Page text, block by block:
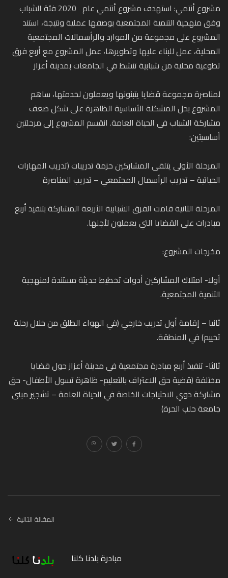
مشروع أنتمي: استهدف مشروع أنتمي عام 2020 فئة الشباب
وفق منهجية التنمية المجتمعية بوصفها عملية ونتيجة، استند
المشروع على مجموعة من الموارد والرأسمالات المجتمعية
المحلية، عمل للبناء عليها وتطويرها، عمل المشروع مع أربع فرق
تطوعية محلية من شبابية تنشط في الجامعات بمدينة أعزاز
لمناصرة مجموعة قضايا يتبنونها ويعملون لخدمتها، ساهم
المشروع بحل المشكلة الأساسية الظاهرة على شكل ضعف
مشاركة الشباب في الحياة العامة. انقسم المشروع إلى مرحلتين
أساسيتين:
المرحلة الأولى يتلقى المشاركين حزمة تدريبات (تدريب المهارات
الحياتية – تدريب الرأسمال المجتمعي – تدريب المناصرة
المرحلة الثانية قامت الفرق الشبابية الأربعة المشاركة بتنفيذ أربع
مبادرات على القضايا التي يعملون لأجلها.
مخرجات المشروع:
أولا- امتلاك المشاركين أدوات تخطيط حديثة مستندة لمنهجية
التنمية المجتمعية.
ثانيا – إقامة أول تدريب خارجي (في الهواء الطلق من خلال رحلة
تخييم) في المنطقة.
ثالثا- تنفيذ أربع مبادرة مجتمعية في مدينة أعزاز حول قضايا
مختلفة (قضية حق الاعتراف بالتعليم- ظاهرة تسول الأطفال- حق
مشاركة ذوي الاحتياجات الخاصة في الحياة العامة – تشجير مبنى
جامعة حلب الحرة)
المقالة التالية
مبادرة بلدنا كلنا